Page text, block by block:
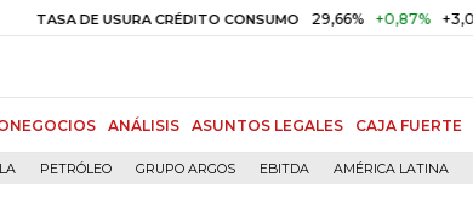
DE USURA CRÉDITO CONSUMO 29,66% +0,87% +3,02%
ANÁLISIS ASUNTOS LEGALES CAJA FUERTE
PETRÓLEO GRUPO ARGOS EBITDA AMÉRICA LATINA